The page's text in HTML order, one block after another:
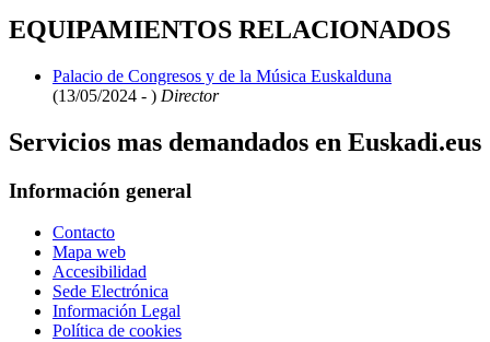
EQUIPAMIENTOS RELACIONADOS
Palacio de Congresos y de la Música Euskalduna
(13/05/2024 - ) Director
Servicios mas demandados en Euskadi.eus
Información general
Contacto
Mapa web
Accesibilidad
Sede Electrónica
Información Legal
Política de cookies